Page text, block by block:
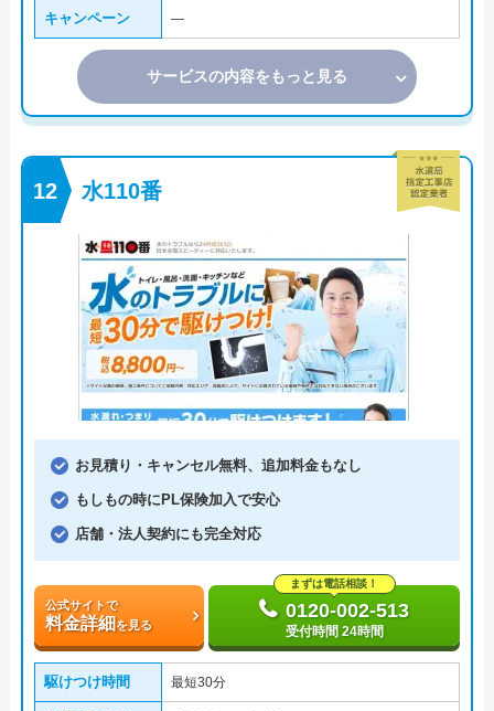
キャンペーン ―
サービスの内容をもっと見る
水110番
お見積り・キャンセル無料、追加料金もなし
もしもの時にPL保険加入で安心
店舗・法人契約にも完全対応
公式サイトで
料金詳細を見る
まずは電話相談！
0120-002-513
受付時間 24時間
駆けつけ時間 最短30分